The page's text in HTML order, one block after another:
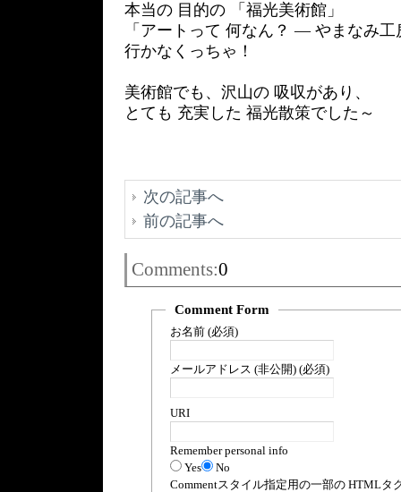
本当の 目的の 「福光美術館」
「アートって 何なん？ ― やまなみ
行かなくっちゃ！
美術館でも、沢山の 吸収があり、
とても 充実した 福光散策でした～
次の記事へ
前の記事へ
Comments:0
Comment Form
お名前 (必須)
メールアドレス (非公開) (必須)
URI
Remember personal info
Yes
No
Commentスタイル指定用の一部の HTMLタ